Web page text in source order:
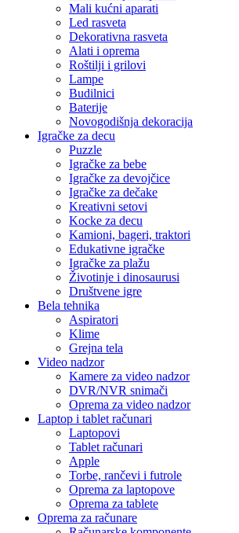
Mali kućni aparati
Led rasveta
Dekorativna rasveta
Alati i oprema
Roštilji i grilovi
Lampe
Budilnici
Baterije
Novogodišnja dekoracija
Igračke za decu
Puzzle
Igračke za bebe
Igračke za devojčice
Igračke za dečake
Kreativni setovi
Kocke za decu
Kamioni, bageri, traktori
Edukativne igračke
Igračke za plažu
Životinje i dinosaurusi
Društvene igre
Bela tehnika
Aspiratori
Klime
Grejna tela
Video nadzor
Kamere za video nadzor
DVR/NVR snimači
Oprema za video nadzor
Laptop i tablet računari
Laptopovi
Tablet računari
Apple
Torbe, rančevi i futrole
Oprema za laptopove
Oprema za tablete
Oprema za računare